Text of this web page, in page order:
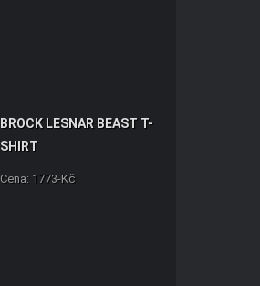
BROCK LESNAR BEAST T-
SHIRT
Cena: 1773-Kč